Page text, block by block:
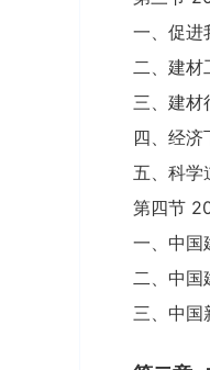
一、促进
二、建材
三、建材
四、经济
五、科学
第四节
一、中国
二、中国
三、中国